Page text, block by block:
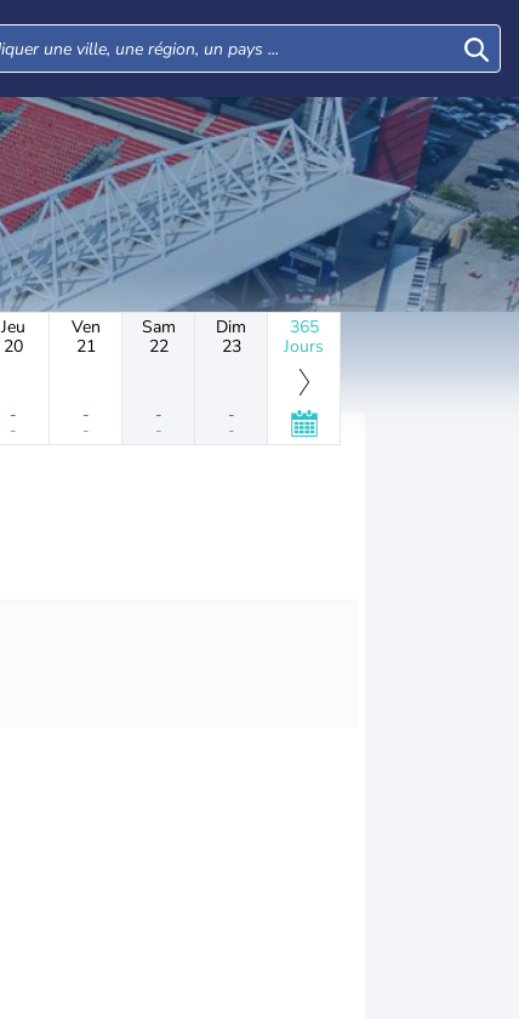
Jeu
20
-
-
Ven
21
-
-
Sam
22
-
-
Dim
23
-
-
365
Jours